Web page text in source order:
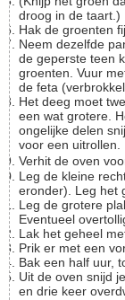
droog in de taart.)
Hak de groenten
Neem dezelfde pan en smoor de ui in wat olie. Als het glazig is,
de geperste teen
groenten. Vuur
de feta
Het deeg moet twee rechthoeken opleveren, een iets kleiner en
een wat grotere.
ongelijke delen
voor een uitrollen.
Verhit de oven
Leg de kleine rechthoek op een bakplaat (wij hadden bakpapier
eronder). Leg het
Leg de grotere plak deeg erover en druk de randen goed aan.
Eventueel
Lak het geheel
Prik er met een
Bak een half uur,
Uit de oven snijd je het in pakweg 8 rechthoeken. Middendoor
en drie keer